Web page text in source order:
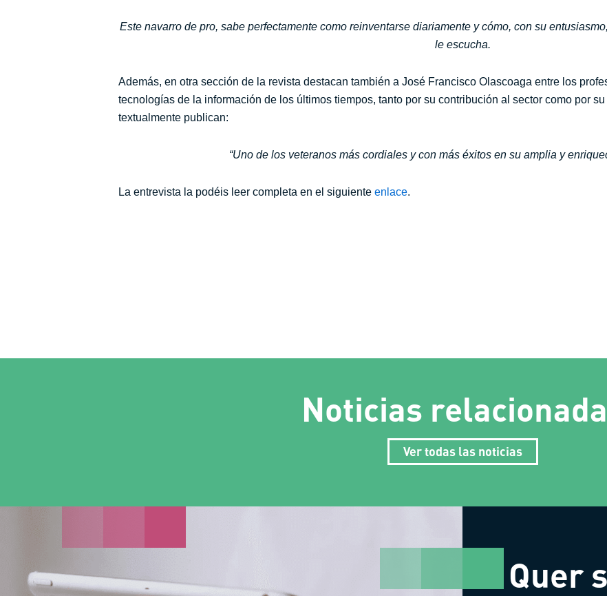
Este navarro de pro, sabe perfectamente como reinventarse diariamente y cómo, con su
le escucha.
Además, en otra sección de la revista destacan también a José Francisco Olascoaga entre los
tecnologías de la información de los últimos tiempos, tanto por su contribución al sector como por
textualmente publican:
“Uno de los veteranos más cordiales y con más éxitos en su amplia y
La entrevista la podéis leer completa en el siguiente enlace.
Noticias
Ver todas las noticias
Quer